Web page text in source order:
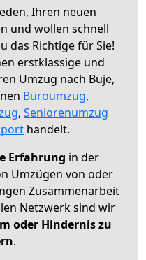
Ihren neuen
und wollen schnell
das Richtige für Sie!
erstklassige und
Umzug nach Buje,
Büroumzug,
, Seniorenumzug
handelt.
Erfahrung in der
Umzügen von oder
Zusammenarbeit
Netzwerk sind wir
oder Hindernis zu
.